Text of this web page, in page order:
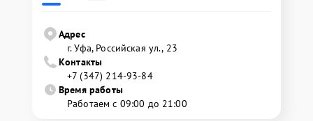
Адрес
г. Уфа, Российская ул., 23
Контакты
+7 (347) 214-93-84
Время работы
Работаем с 09:00 до 21:00